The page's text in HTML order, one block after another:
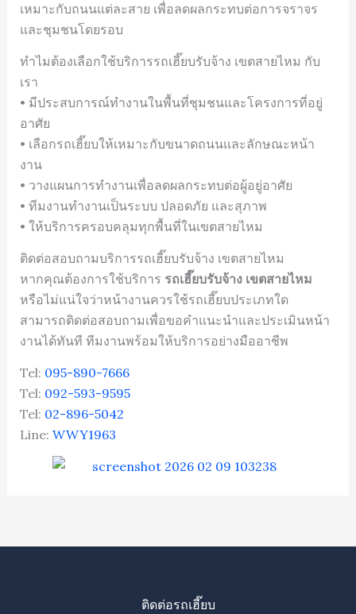
เหมาะกับถนนแต่ละสาย เพื่อลดผลกระทบต่อการจราจร
และชุมชนโดยรอบ
ทำไมต้องเลือกใช้บริการรถเฮี๊ยบรับจ้าง เขตสายไหม กับ
เรา
• มีประสบการณ์ทำงานในพื้นที่ชุมชนและโครงการที่อยู่
อาศัย
• เลือกรถเฮี๊ยบให้เหมาะกับขนาดถนนและลักษณะหน้า
งาน
• วางแผนการทำงานเพื่อลดผลกระทบต่อผู้อยู่อาศัย
• ทีมงานทำงานเป็นระบบ ปลอดภัย และสุภาพ
• ให้บริการครอบคลุมทุกพื้นที่ในเขตสายไหม
ติดต่อสอบถามบริการรถเฮี๊ยบรับจ้าง เขตสายไหม
หากคุณต้องการใช้บริการ รถเฮี๊ยบรับจ้าง เขตสายไหม
หรือไม่แน่ใจว่าหน้างานควรใช้รถเฮี๊ยบประเภทใด
สามารถติดต่อสอบถามเพื่อขอคำแนะนำและประเมินหน้า
งานได้ทันที ทีมงานพร้อมให้บริการอย่างมืออาชีพ
Tel: 095-890-7666
Tel: 092-593-9595
Tel: 02-896-5042
Line: WWY1963
ติดต่อรถเฮี๊ยบ